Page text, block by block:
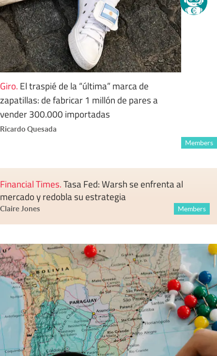
Giro. El traspié de la “última” marca de
zapatillas: de fabricar 1 millón de pares a
vender 300.000 importadas
Ricardo Quesada
Members
Financial Times.Tasa Fed: Warsh se enfrenta al
mercado y redobla su estrategia
Claire Jones Members